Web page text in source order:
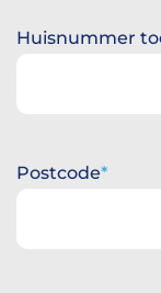
Huisnummer
Postcode